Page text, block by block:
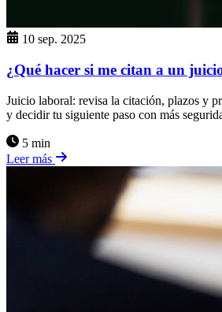
10 sep. 2025
¿Qué hacer si me citan a un
Juicio laboral: revisa la citación, plazos y
y decidir tu siguiente paso con más
5 min
Leer más